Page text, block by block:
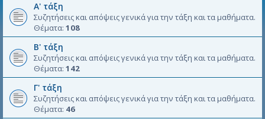
Α' τάξη
Συζητήσεις και απόψεις γενικά για την τάξη και τα μαθήματα.
Θέματα: 108
Β' τάξη
Συζητήσεις και απόψεις γενικά για την τάξη και τα μαθήματα.
Θέματα: 142
Γ' τάξη
Συζητήσεις και απόψεις γενικά για την τάξη και τα μαθήματα.
Θέματα: 46